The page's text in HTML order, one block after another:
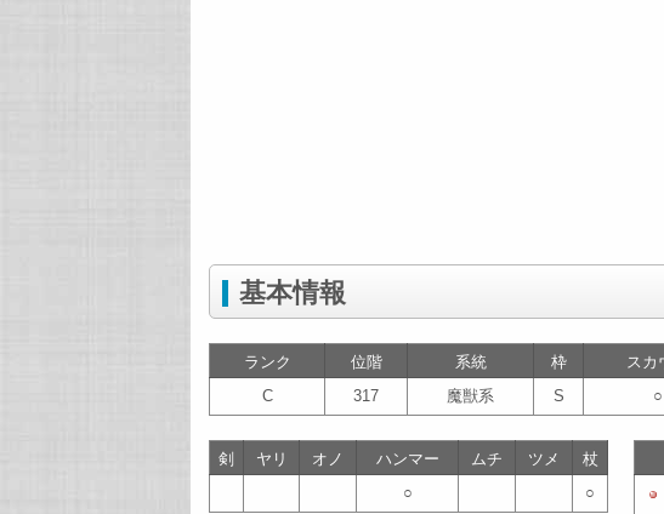
基本情報
ランク 位階 系統 枠 スカ
C
317 魔獣系 S ○
剣 ヤリ オノ ハンマー ムチ ツメ
杖
○
○